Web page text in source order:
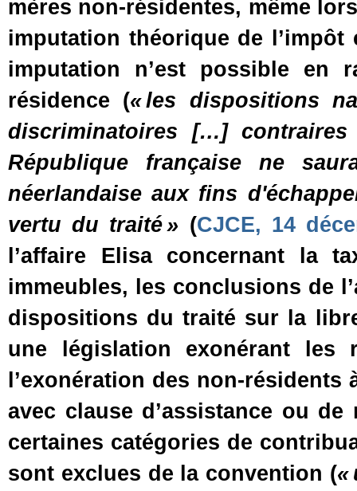
mères non‑résidentes, même
imputation théorique de
imputation n’est possible en
résidence (« les dispositions
discriminatoires […]
République française ne
néerlandaise aux fins
vertu du traité » (CJCE, 14
l’affaire Elisa concernant la
immeubles, les conclusions de
dispositions du traité sur la
une législation exonérant les
l’exonération des
avec clause d’assistance ou
certaines catégories de
sont exclues de la convention («